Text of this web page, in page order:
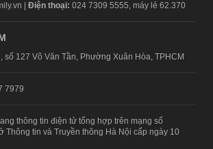
| Điện thoại: 024 7309 5555, máy lẻ 62.370
số 127 Võ Văn Tần, Phường Xuân Hòa, TPHCM
7979
thông tin điện tử tổng hợp trên mạng số
Thông tin và Truyền thông Hà Nội cấp ngày 10